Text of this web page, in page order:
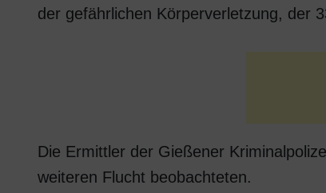
der gefährlichen Körperverletzung, der
Die Ermittler der Gießener
weiteren Flucht beobachteten.